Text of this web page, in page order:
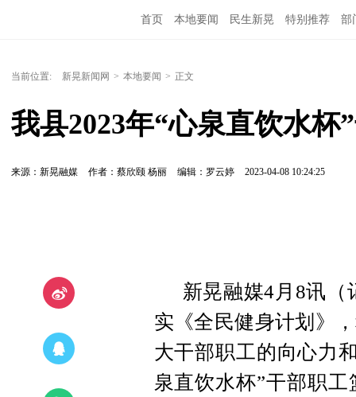
首页 本地要闻 民生新晃 特别推荐 部
当前位置: 新晃新闻网 > 本地要闻 > 正文
我县2023年“心泉直饮水杯
来源：新晃融媒 作者：蔡欣颐 杨丽 编辑：罗云婷 2023-04-08 10:24:25
新晃融媒4月8讯（
实《全民健身计划》
大干部职工的向心力
泉直饮水杯”干部职